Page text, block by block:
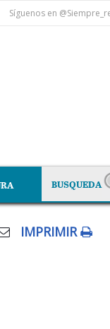
Síguenos en
IMPRIMIR